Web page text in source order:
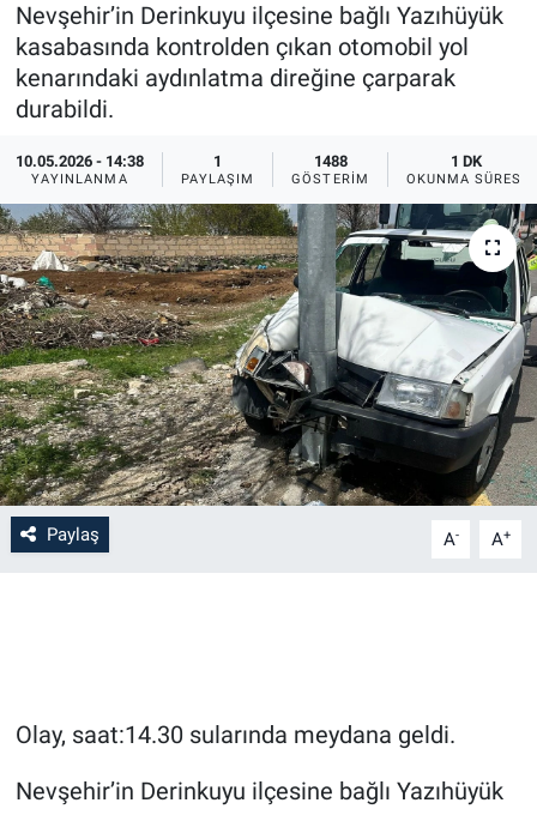
Nevşehir’in Derinkuyu ilçesine bağlı Yazıhüyük
kasabasında kontrolden çıkan otomobil yol
kenarındaki aydınlatma direğine çarparak
durabildi.
10.05.2026 - 14:38
YAYINLANMA
1
PAYLAŞIM
1488
GÖSTERIM
1 DK
OKUNMA SÜRESI
Paylaş A- A+
Olay, saat:14.30 sularında meydana geldi.
Nevşehir’in Derinkuyu ilçesine bağlı Yazıhüyük
Sağlık
Yerel
Genel
Asayiş
İlan - Duyuru- Mesaj
Türkiye Gündemi
Sizden Gelenler
Yaşam
Sağlık
Eğitim
Kültür
3.Sayfa
Medya
Kayseri
İlan - Duyuru- Mesaj
Türkiye Gündemi
Sizden Gelenler